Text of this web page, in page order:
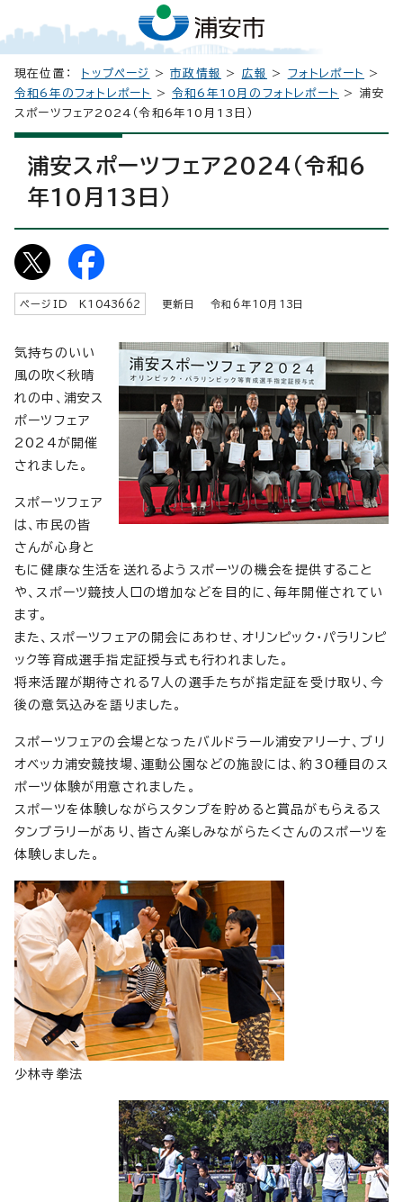
現在位置： トップページ >市政情報 > 広報 > フォトレポート
>
令和6年のフォトレポート
>令和6年10月のフォトレポート
> 浦安
スポーツフェア2024（令和6年10月13日）
浦安スポーツフェア2024（令和6
年10月13日）
ページID K 1043662 更新日 令和6年10 月 13 日
気持ちのいい
風の吹く秋晴
れの中、浦安ス
ポーツフェア
2024が開催
されました。
スポーツフェア
は、市民の皆
さんが心身と
もに健康な生活を送れるようスポーツの機会を提供すること
や、スポーツ競技人口の増加などを目的に、毎年開催されてい
ます。
また、スポーツフェアの開会にあわせ、オリンピック・パラリンピ
ック等育成選手指定証授与式も行われました。
将来活躍が期待される7人の選手たちが指定証を受け取り、今
後の意気込みを語りました。
スポーツフェアの会場となったバルドラール浦安アリーナ、ブリ
オベッカ浦安競技場、運動公園などの施設には、約30種目のス
ポーツ体験が用意されました。
スポーツを体験しながらスタンプを貯めると賞品がもらえるス
タンプラリーがあり、皆さん楽しみながらたくさんのスポーツを
体験しました。
少林寺拳法